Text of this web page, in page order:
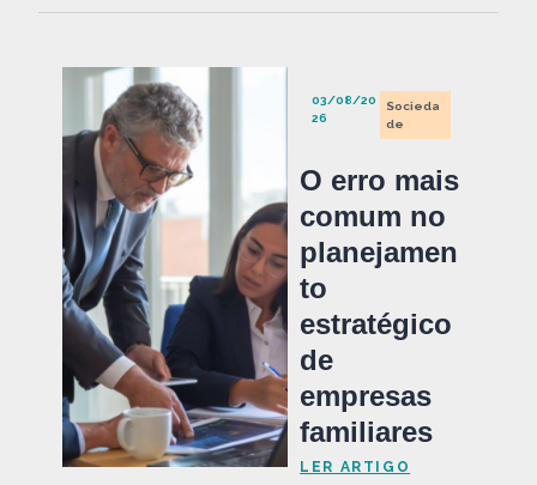
03/08/20
26
Socieda
de
O erro mais
comum no
planejamen
to
estratégico
de
empresas
familiares
LER ARTIGO